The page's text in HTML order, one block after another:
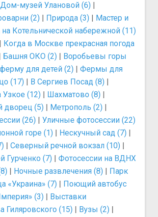
Дом-музей Улановой (6) |
(2) | Природа (3) | Мастер и
Котельнической набережной (11)
| Когда в Москве прекрасная погода
Башня ОКО (2) | Воробьевы горы
для детей (2) | Фермы для
(17) | В Сергиев Посад (8) |
Узкое (12) | Шахматово (8) |
дворец (5) | Метрополь (2) |
(26) | Уличные фотосессии (22)
горе (1) | Нескучный сад (7) |
| Северный речной вокзал (10) |
Гурченко (7) | Фотосессии на ВДНХ
| Ночные развлечения (8) | Парк
«Украина» (7) | Поющий автобус
(3) | Выставки
Гиляровского (15) | Вузы (2) |